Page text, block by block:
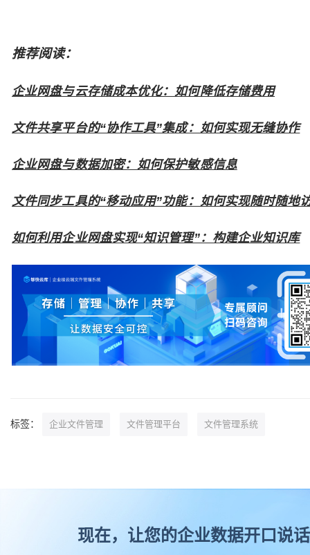
推荐阅读：
企业网盘与云存储成本优化：如何降低存储费用
文件共享平台的“协作工具”集成：如何实现无缝协作
企业网盘与数据加密：如何保护敏感信息
文件同步工具的“移动应用”功能：如何实现随时随地
如何利用企业网盘实现“知识管理”：构建企业知识库
标签： 企业文件管理 文件管理平台 文件管理系统
现在，让您的企业数据开口说话